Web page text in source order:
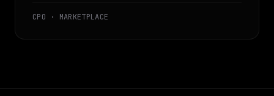
CPO · MARKETPLACE